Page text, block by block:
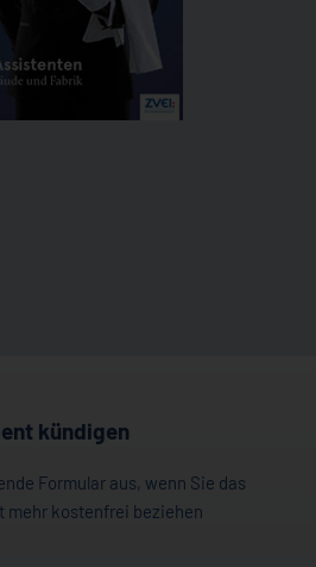
kündigen
Formular aus, wenn Sie das
mehr kostenfrei beziehen